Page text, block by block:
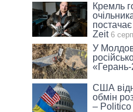
Кремль
Zeit 6
У
США
обмін
– Politico